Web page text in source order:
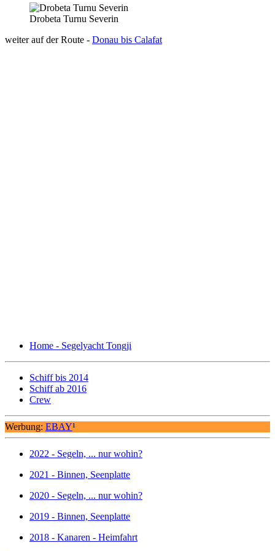
Drobeta Turnu Severin
weiter auf der Route - Donau bis Calafat
Home - Segelyacht Tongji
Schiff bis 2014
Schiff ab 2016
Crew
Werbung: EBAY¹
2022 - Segeln, ... nur wohin?
2021 - Binnen, Seenplatte
2020 - Segeln, ... nur wohin?
2019 - Binnen, Seenplatte
2018 - Kanaren - Heimfahrt